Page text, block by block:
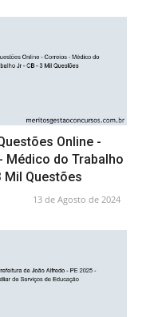
Online -
Médico do Trabalho
Mil Questões
13 de Agosto de 2024